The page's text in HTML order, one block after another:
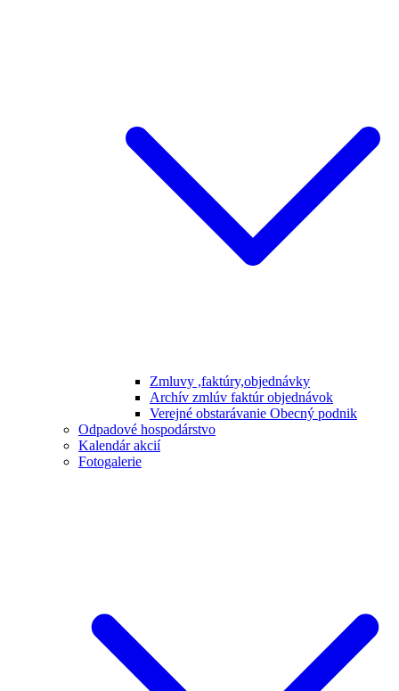
Zmluvy ,faktúry,objednávky
Archív zmlúv faktúr objednávok
Verejné obstarávanie Obecný podnik
Odpadové hospodárstvo
Kalendár akcií
Fotogalerie